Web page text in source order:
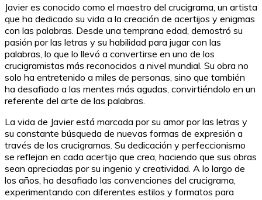
Javier es conocido como el maestro del crucigrama, un artista
que ha dedicado su vida a la creación de acertijos y enigmas
con las palabras. Desde una temprana edad, demostró su
pasión por las letras y su habilidad para jugar con las
palabras, lo que lo llevó a convertirse en uno de los
crucigramistas más reconocidos a nivel mundial. Su obra no
solo ha entretenido a miles de personas, sino que también
ha desafiado a las mentes más agudas, convirtiéndolo en un
referente del arte de las palabras.
La vida de Javier está marcada por su amor por las letras y
su constante búsqueda de nuevas formas de expresión a
través de los crucigramas. Su dedicación y perfeccionismo
se reflejan en cada acertijo que crea, haciendo que sus obras
sean apreciadas por su ingenio y creatividad. A lo largo de
los años, ha desafiado las convenciones del crucigrama,
experimentando con diferentes estilos y formatos para